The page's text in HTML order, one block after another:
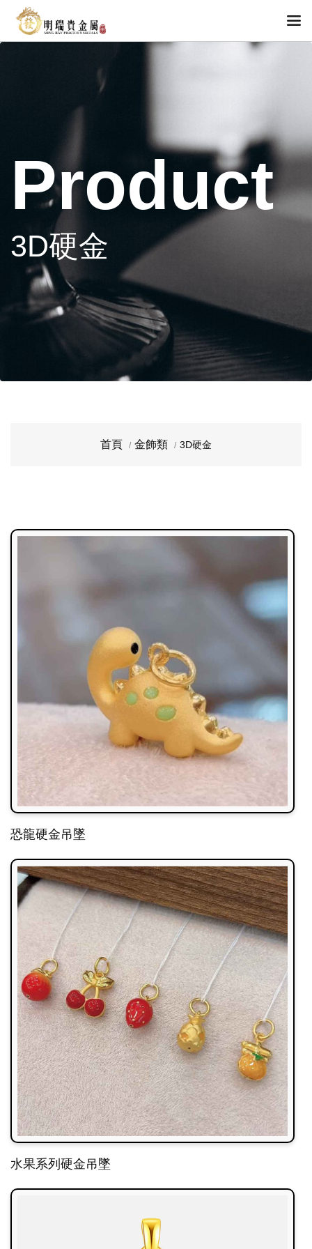
Product
3D硬金
首頁 金飾類 3D硬金
恐龍硬金吊墜
水果系列硬金吊墜